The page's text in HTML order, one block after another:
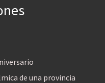
de una provincia